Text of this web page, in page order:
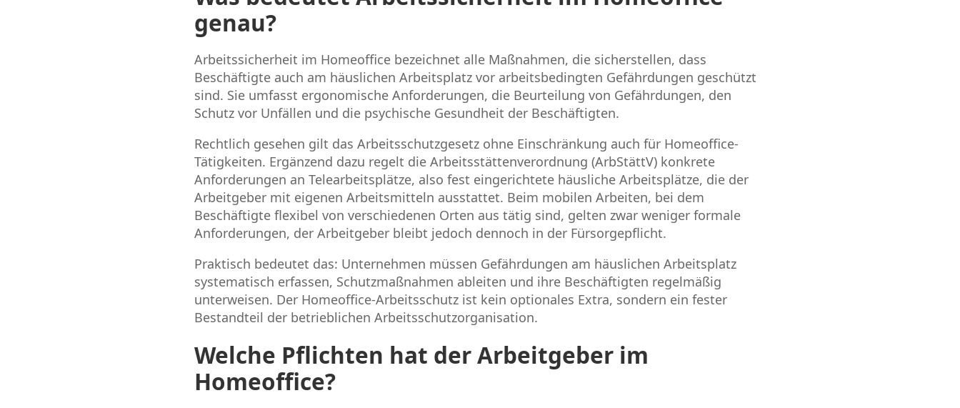
genau?
Arbeitssicherheit im Homeoffice bezeichnet alle Maßnahmen, die sicherstellen, dass
Beschäftigte auch am häuslichen Arbeitsplatz vor arbeitsbedingten Gefährdungen geschützt
sind. Sie umfasst ergonomische Anforderungen, die Beurteilung von Gefährdungen, den
Schutz vor Unfällen und die psychische Gesundheit der Beschäftigten.
Rechtlich gesehen gilt das Arbeitsschutzgesetz ohne Einschränkung auch für Homeoffice-
Tätigkeiten. Ergänzend dazu regelt die Arbeitsstättenverordnung (ArbStättV) konkrete
Anforderungen an Telearbeitsplätze, also fest eingerichtete häusliche Arbeitsplätze, die der
Arbeitgeber mit eigenen Arbeitsmitteln ausstattet. Beim mobilen Arbeiten, bei dem
Beschäftigte flexibel von verschiedenen Orten aus tätig sind, gelten zwar weniger formale
Anforderungen, der Arbeitgeber bleibt jedoch dennoch in der Fürsorgepflicht.
Praktisch bedeutet das: Unternehmen müssen Gefährdungen am häuslichen Arbeitsplatz
systematisch erfassen, Schutzmaßnahmen ableiten und ihre Beschäftigten regelmäßig
unterweisen. Der Homeoffice-Arbeitsschutz ist kein optionales Extra, sondern ein fester
Bestandteil der betrieblichen Arbeitsschutzorganisation.
Welche Pflichten hat der Arbeitgeber im
Homeoffice?